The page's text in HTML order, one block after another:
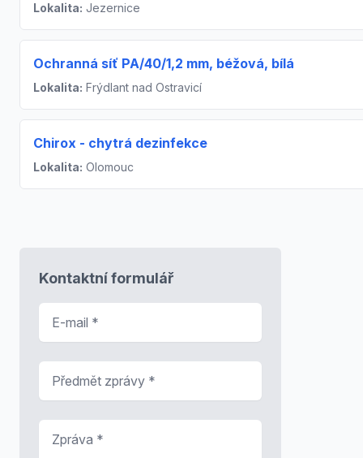
Lokalita: Jezernice
Ochranná síť PA/40/1,2 mm, béžová, bílá
Lokalita: Frýdlant nad Ostravicí
Chirox - chytrá dezinfekce
Lokalita: Olomouc
Kontaktní formulář